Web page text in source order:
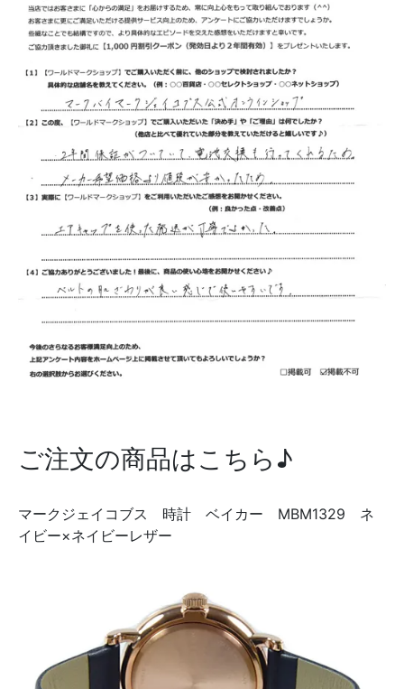
ご注文の商品はこちら♪
マークジェイコブス 時計 ベイカー MBM1329 ネ
イビー×ネイビーレザー